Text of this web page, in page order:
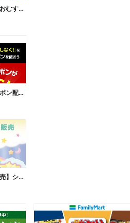
【おトク】大谷選手ファミマおむすび割
【おトク】お店で使えるクーポン配信中
【ファミマオンライン先行販売】シルバニアファミリー